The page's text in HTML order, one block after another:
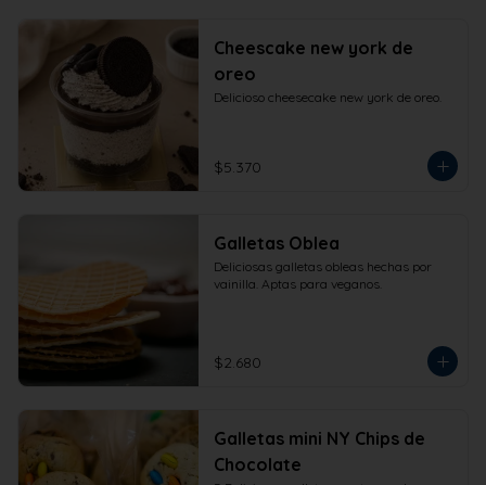
Cheescake new york de
oreo
Delicioso cheesecake new york de oreo.
$5.370
Galletas Oblea
Deliciosas galletas obleas hechas por
vainilla. Aptas para veganos.
$2.680
Galletas mini NY Chips de
Chocolate